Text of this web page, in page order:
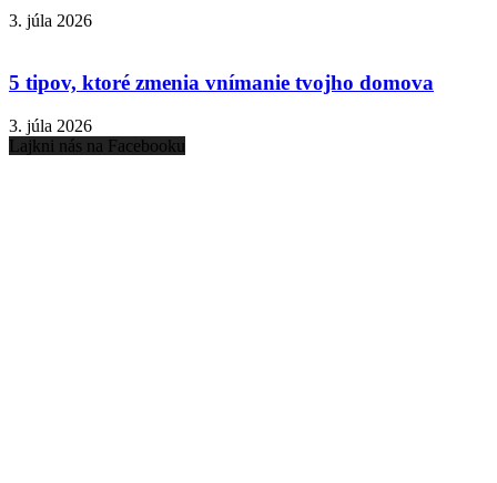
3. júla 2026
5 tipov, ktoré zmenia vnímanie tvojho domova
3. júla 2026
Lajkni nás na Facebooku